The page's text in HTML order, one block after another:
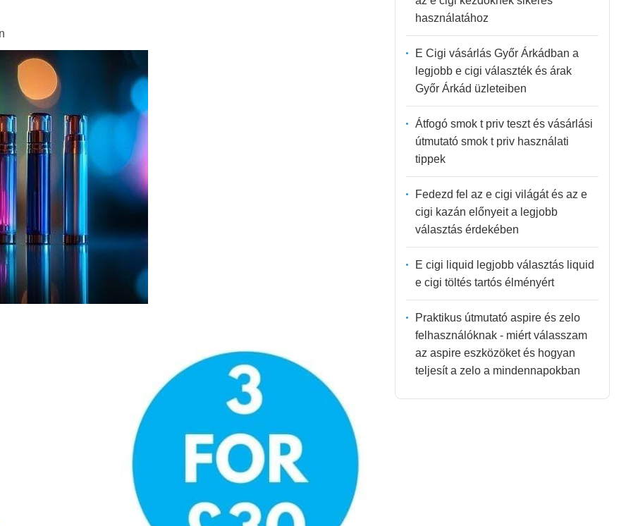
használatához
E Cigi vásárlás Győr Árkádban a
legjobb e cigi választék és árak
Győr Árkád üzleteiben
Átfogó smok t priv teszt és vásárlási
útmutató smok t priv használati
tippek
Fedezd fel az e cigi világát és az e
cigi kazán előnyeit a legjobb
választás érdekében
E cigi liquid legjobb választás liquid
e cigi töltés tartós élményért
Praktikus útmutató aspire és zelo
felhasználóknak - miért válasszam
az aspire eszközöket és hogyan
teljesít a zelo a mindennapokban